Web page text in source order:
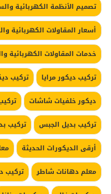
تصميم الأنظمة الكهربائية
أسعار المقاولات الكهربائية
خدمات المقاولات الكهربائية
تركيب ديكور مرايا
تركيب
ديكور خلفيات شاشات
تركيب بديل الجبس
تركيب
أرقى الديكورات الحديثة
معلم دهانات شاطر
تركيب